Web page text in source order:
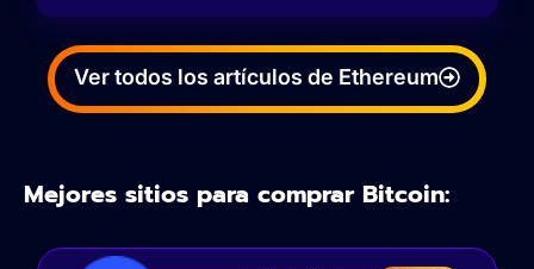
Ver todos los artículos de Ethereum
Mejores sitios para comprar Bitcoin: